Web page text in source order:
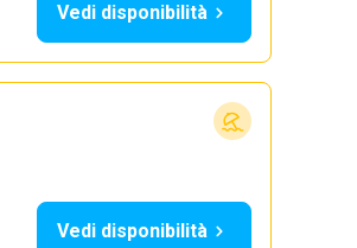
Vedi disponibilità
Vedi disponibilità